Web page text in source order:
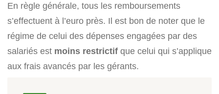
En règle générale, tous les remboursements
s’effectuent à l’euro près. Il est bon de noter que le
régime de celui des dépenses engagées par des
salariés est moins restrictif que celui qui s’applique
aux frais avancés par les gérants.